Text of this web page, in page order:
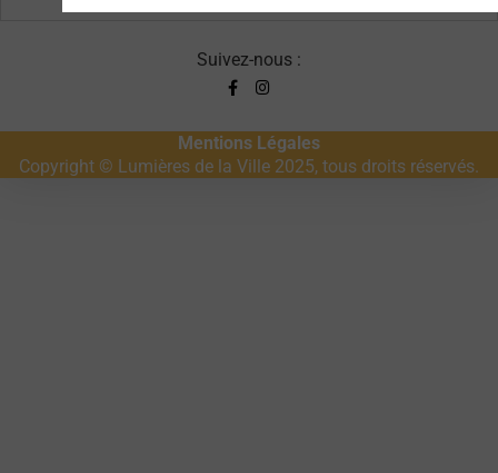
Suivez-nous :
Mentions Légales
Copyright © Lumières de la Ville 2025, tous droits réservés.